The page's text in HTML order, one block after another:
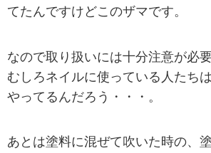
てたんですけどこのザマです。
なので取り扱いには十分注意が必要
むしろネイルに使っている人たち
やってるんだろう・・・。
あとは塗料に混ぜて吹いた時の、